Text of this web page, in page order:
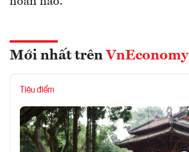
Mới nhất trên VnEconomy
Tiêu điểm